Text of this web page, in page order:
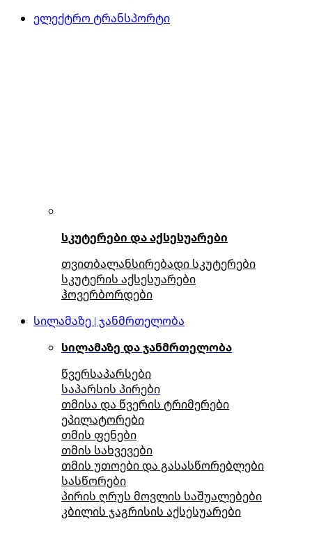
ელექტრო ტრანსპორტი
სკუტერები და აქსესუარები
თვითბალანსირებადი სკუტერები
სკუტერის აქსესუარები
ჰოვერბორდები
სილამაზე | ჯანმრთელობა
სილამაზე და ჯანმრთელობა
წვერსაპარსები
საპარსის პირები
თმისა და წვერის ტრიმერები
ეპილატორები
თმის ფენები
თმის სახვევები
თმის უთოები და გასასწორებლები
სასწორები
პირის ღრუს მოვლის საშუალებები
კბილის ჯაგრისის აქსესუარები